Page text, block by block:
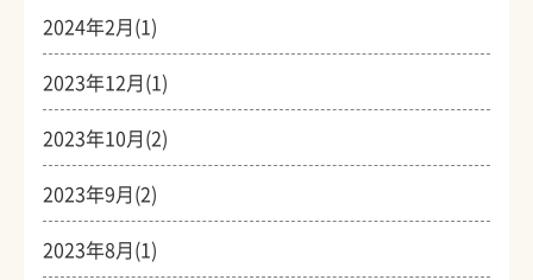
2024年2月(1)
2023年12月(1)
2023年10月(2)
2023年9月(2)
2023年8月(1)